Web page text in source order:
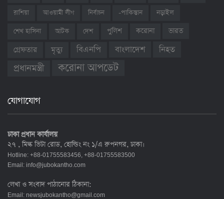
রাশিয়া
আওয়ামী লীগ নির্বাচন -পাকিস্তান নড়াইল
শেখ হাসিনা আটক দেশ পুলিশ করোনা
ভারত
গ্রেফতার
মৃত্যু বিএনপি বাংলাদেশ নিহত
প্রধানমন্ত্রী করোনা আপডেট
যোগাযোগ
ঢাকা প্রধান কার্যালয়
২৭ , মিল্ক ভিটা রোড, হোল্ডিং নং ১/এ রুপনগর, ঢাকা।
Hotline: +88-01755583456, +88-01755583500
Email: info@jubokantho.com
লেখা ও সংবাদ পাঠানোর ঠিকানা:
Email: newsjubokantho@gmail.com